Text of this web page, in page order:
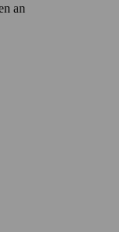
an